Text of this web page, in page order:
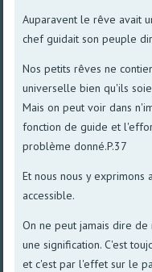
Auparavent le rêve avait
chef guidait son peuple
Nos petits rêves ne
universelle bien qu'ils
Mais on peut voir dans
fonction de guide et
problème donné.P.37
Et nous nous y
accessible.
On ne peut jamais dire
une signification. C'est
et c'est par l'effet sur le